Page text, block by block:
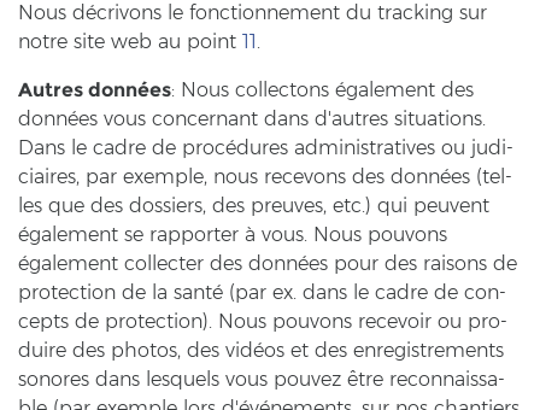
Nous décrivons le fonc­ti­on­ne­ment du tracking sur
notre site web au point 11.
Autres données: Nous coll­ec­tons également des
données vous con­cer­nant dans d'autres si­tua­tions.
Dans le cadre de procédures ad­mi­nis­tra­ti­ves ou ju­di­
ci­ai­res, par ex­emp­le, nous rece­vons des données (tel­
les que des dos­siers, des preu­ves, etc.) qui peu­vent
également se rap­por­ter à vous. Nous pou­vons
également coll­ec­ter des données pour des rai­sons de
pro­tec­tion de la santé (par ex. dans le cadre de con­
cepts de pro­tec­tion). Nous pou­vons rece­voir ou pro­
dui­re des pho­tos, des vidéos et des en­re­gis­tre­ments
so­no­res dans les­quels vous pou­vez être re­con­naissa­